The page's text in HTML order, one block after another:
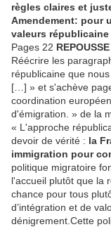
règles claires et
Amendement: pour
valeurs républicaine
Pages 22 REPOUSSE
Réécrire les
républicaine que
[…] » et s'achève
coordination
d'émigration. » de la
« L'approche
devoir de vérité : la
immigration pour
politique migratoire
l'accueil plutôt que la
chance pour tous
d’intégration et de
dénigrement.Cette